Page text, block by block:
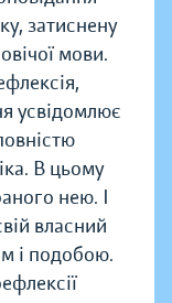
затиснену
мови.
усвідомлює
В цьому
нею. І
власний
і подобою.